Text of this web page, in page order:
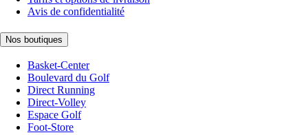
Avis de confidentialité
Nos boutiques
Basket-Center
Boulevard du Golf
Direct Running
Direct-Volley
Espace Golf
Foot-Store